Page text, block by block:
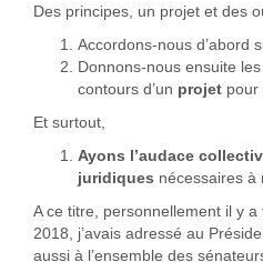
Des principes, un projet et des
Accordons-nous d’abord
Donnons-nous ensuite
contours d’un projet pour
Et surtout,
Ayons l’audace
juridiques nécessaires à
A ce titre, personnellement il y
2018, j’avais adressé au
aussi à l’ensemble des